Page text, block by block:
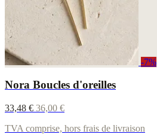
-7%
Nora Boucles d'oreilles
33,48 € 36,00 €
TVA comprise, hors frais de livraison